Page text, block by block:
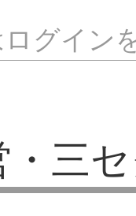
ログイン
三